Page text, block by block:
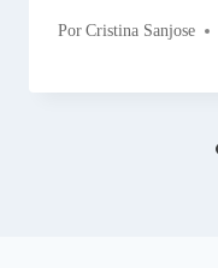
Por Cristina Sanjose